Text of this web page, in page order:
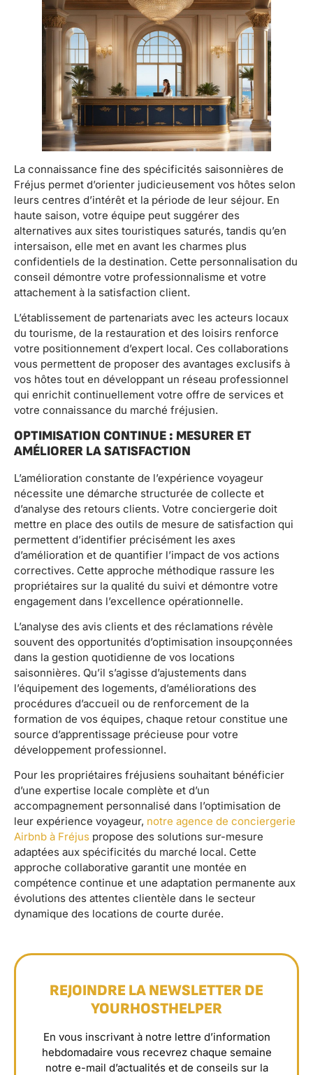
La connaissance fine des spécificités saisonnières de
Fréjus permet d’orienter judicieusement vos hôtes selon
leurs centres d’intérêt et la période de leur séjour. En
haute saison, votre équipe peut suggérer des
alternatives aux sites touristiques saturés, tandis qu’en
intersaison, elle met en avant les charmes plus
confidentiels de la destination. Cette personnalisation du
conseil démontre votre professionnalisme et votre
attachement à la satisfaction client.
L’établissement de partenariats avec les acteurs locaux
du tourisme, de la restauration et des loisirs renforce
votre positionnement d’expert local. Ces collaborations
vous permettent de proposer des avantages exclusifs à
vos hôtes tout en développant un réseau professionnel
qui enrichit continuellement votre offre de services et
votre connaissance du marché fréjusien.
OPTIMISATION CONTINUE : MESURER ET
AMÉLIORER LA SATISFACTION
L’amélioration constante de l’expérience voyageur
nécessite une démarche structurée de collecte et
d’analyse des retours clients. Votre conciergerie doit
mettre en place des outils de mesure de satisfaction qui
permettent d’identifier précisément les axes
d’amélioration et de quantifier l’impact de vos actions
correctives. Cette approche méthodique rassure les
propriétaires sur la qualité du suivi et démontre votre
engagement dans l’excellence opérationnelle.
L’analyse des avis clients et des réclamations révèle
souvent des opportunités d’optimisation insoupçonnées
dans la gestion quotidienne de vos locations
saisonnières. Qu’il s’agisse d’ajustements dans
l’équipement des logements, d’améliorations des
procédures d’accueil ou de renforcement de la
formation de vos équipes, chaque retour constitue une
source d’apprentissage précieuse pour votre
développement professionnel.
Pour les propriétaires fréjusiens souhaitant bénéficier
d’une expertise locale complète et d’un
accompagnement personnalisé dans l’optimisation de
leur expérience voyageur, notre agence de conciergerie
Airbnb à Fréjus propose des solutions sur-mesure
adaptées aux spécificités du marché local. Cette
approche collaborative garantit une montée en
compétence continue et une adaptation permanente aux
évolutions des attentes clientèle dans le secteur
dynamique des locations de courte durée.
REJOINDRE LA NEWSLETTER DE
YOURHOSTHELPER
En vous inscrivant à notre lettre d’information
hebdomadaire vous recevrez chaque semaine
notre e-mail d’actualités et de conseils sur la